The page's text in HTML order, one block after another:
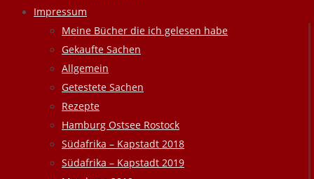
Impressum
Meine Bücher die ich gelesen habe
Gekaufte Sachen
Allgemein
Getestete Sachen
Rezepte
Hamburg Ostsee Rostock
Südafrika – Kapstadt 2018
Südafrika – Kapstadt 2019